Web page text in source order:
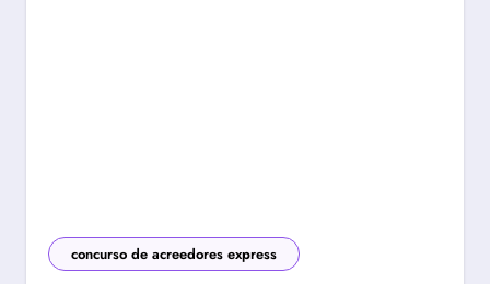
concurso de acreedores express